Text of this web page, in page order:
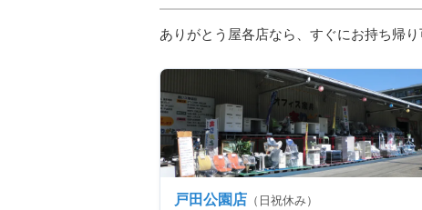
ありがとう屋各店なら、すぐにお持ち帰
戸田公園店 （日祝休み）